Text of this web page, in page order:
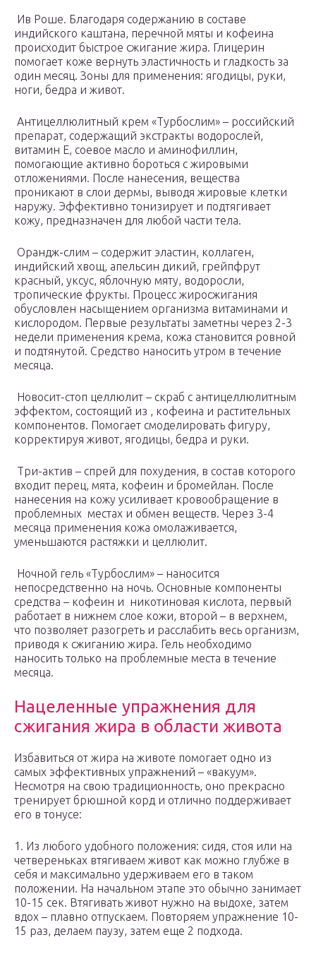
Ив Роше. Благодаря содержанию в составе
индийского каштана, перечной мяты и кофеина
происходит быстрое сжигание жира. Глицерин
помогает коже вернуть эластичность и гладкость за
один месяц. Зоны для применения: ягодицы, руки,
ноги, бедра и живот.
Антицеллюлитный крем «Турбослим» – российский
препарат, содержащий экстракты водорослей,
витамин Е, соевое масло и аминофиллин,
помогающие активно бороться с жировыми
отложениями. После нанесения, вещества
проникают в слои дермы, выводя жировые клетки
наружу. Эффективно тонизирует и подтягивает
кожу, предназначен для любой части тела.
Орандж-слим – содержит эластин, коллаген,
индийский хвощ, апельсин дикий, грейпфрут
красный, уксус, яблочную мяту, водоросли,
тропические фрукты. Процесс жиросжигания
обусловлен насыщением организма витаминами и
кислородом. Первые результаты заметны через 2-3
недели применения крема, кожа становится ровной
и подтянутой. Средство наносить утром в течение
месяца.
Новосит-стоп целлюлит – скраб с антицеллюлитным
эффектом, состоящий из , кофеина и растительных
компонентов. Помогает смоделировать фигуру,
корректируя живот, ягодицы, бедра и руки.
Три-актив – спрей для похудения, в состав которого
входит перец, мята, кофеин и бромейлан. После
нанесения на кожу усиливает кровообращение в
проблемных местах и обмен веществ. Через 3-4
месяца применения кожа омолаживается,
уменьшаются растяжки и целлюлит.
Ночной гель «Турбослим» – наносится
непосредственно на ночь. Основные компоненты
средства – кофеин и никотиновая кислота, первый
работает в нижнем слое кожи, второй – в верхнем,
что позволяет разогреть и расслабить весь организм,
приводя к сжиганию жира. Гель необходимо
наносить только на проблемные места в течение
месяца.
Нацеленные упражнения для
сжигания жира в области живота
Избавиться от жира на животе помогает одно из
самых эффективных упражнений – «вакуум».
Несмотря на свою традиционность, оно прекрасно
тренирует брюшной корд и отлично поддерживает
его в тонусе:
1. Из любого удобного положения: сидя, стоя или на
четвереньках втягиваем живот как можно глубже в
себя и максимально удерживаем его в таком
положении. На начальном этапе это обычно занимает
10-15 сек. Втягивать живот нужно на выдохе, затем
вдох – плавно отпускаем. Повторяем упражнение 10-
15 раз, делаем паузу, затем еще 2 подхода.